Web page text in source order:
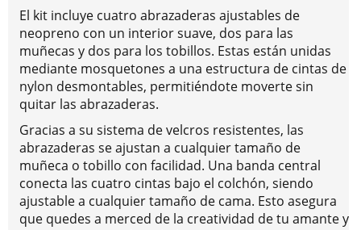
El kit incluye cuatro abrazaderas ajustables de
neopreno con un interior suave, dos para las
muñecas y dos para los tobillos. Estas están unidas
mediante mosquetones a una estructura de cintas de
nylon desmontables, permitiéndote moverte sin
quitar las abrazaderas.
Gracias a su sistema de velcros resistentes, las
abrazaderas se ajustan a cualquier tamaño de
muñeca o tobillo con facilidad. Una banda central
conecta las cuatro cintas bajo el colchón, siendo
ajustable a cualquier tamaño de cama. Esto asegura
que quedes a merced de la creatividad de tu amante y